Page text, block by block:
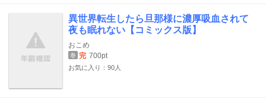
異世界転生したら旦那様に濃厚吸血されて
夜も眠れない【コミックス版】
おこめ
巻 完 700pt
お気に入り：90人